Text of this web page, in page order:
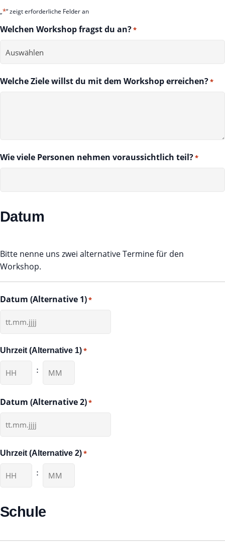
„*“ zeigt erforderliche Felder an
Welchen Workshop fragst du an?*
Welche Ziele willst du mit dem Workshop erreichen?*
Wie viele Personen nehmen voraussichtlich teil?*
Datum
Bitte nenne uns zwei alternative Termine für den
Workshop.
Datum (Alternative 1)*
TT
MM
Punkt
Uhrzeit (Alternative 1)*
:
Datum (Alternative 2)*
TT
MM
Punkt
Uhrzeit (Alternative 2)*
:
Schule